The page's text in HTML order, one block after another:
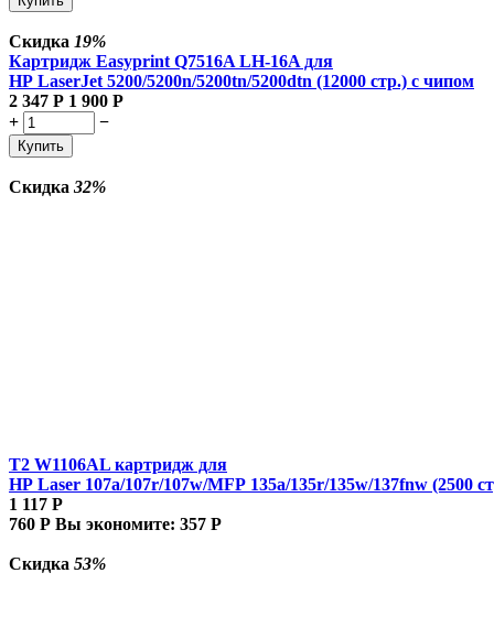
Скидка 19%
Картридж Easyprint Q7516A LH-16A для
HP LaserJet 5200/5200n/5200tn/5200dtn (12000 стр.) с чипом
2 347 Р 1 900 Р
+
−
Купить
Скидка 32%
T2 W1106AL картридж для
HP Laser 107a/107r/107w/MFP 135a/135r/135w/137fnw (2500
1 117 Р
760 Р Вы экономите: 357 Р
Скидка 53%